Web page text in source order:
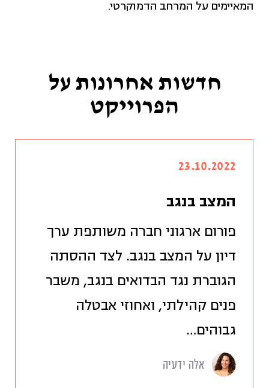
המאיימים על המרחב הדמוקרטי.
חדשות אחרונות על
הפרוייקט
23.10.2022
המצב בנגב
פורום ארגוני חברה משותפת ערך
דיון על המצב בנגב. לצד ההסתה
הגוברת נגד הבדואים בנגב, משבר
פנים קהילתי, ואחוזי אבטלה
גבוהים…
אלה ידעיה